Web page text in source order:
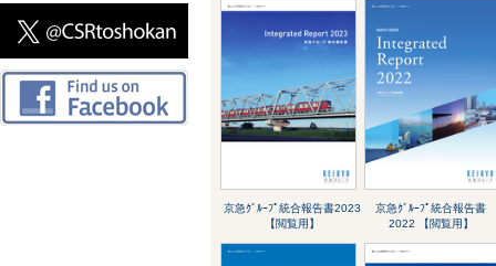
京急ｸﾞﾙｰﾌﾟ統合報告書2023
【閲覧用】
京急ｸﾞﾙｰﾌﾟ統合報告書
2022 【閲覧用】